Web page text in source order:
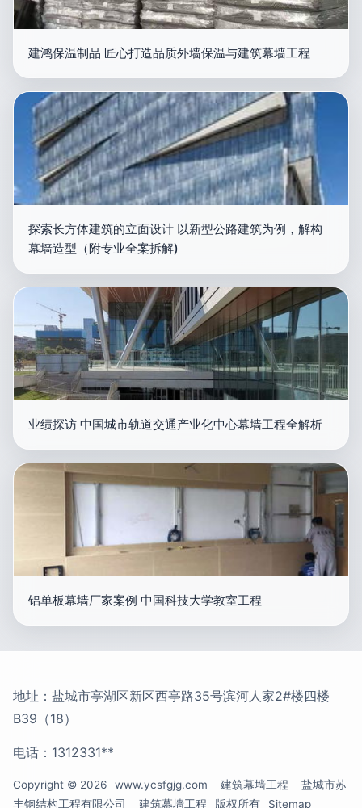
建鸿保温制品 匠心打造品质外墙保温与建筑幕墙工程
探索长方体建筑的立面设计 以新型公路建筑为例，解构
幕墙造型（附专业全案拆解)
业绩探访 中国城市轨道交通产业化中心幕墙工程全解析
铝单板幕墙厂家案例 中国科技大学教室工程
地址：盐城市亭湖区新区西亭路35号滨河人家2#楼四楼
B39（18）
电话：1312331**
Copyright © 2026 www.ycsfgjg.com 建筑幕墙工程
盐城市苏
丰钢结构工程有限公司
建筑幕墙工程 版权所有 Sitemap